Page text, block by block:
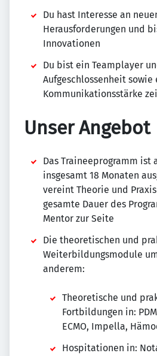
Du hast Interesse an
Herausforderungen und
Innovationen
Du bist ein Teamplayer
Aufgeschlossenheit sowie
Kommunikationsstärke
Unser Angebot
Das Traineeprogramm ist
insgesamt 18 Monaten
vereint Theorie und
gesamte Dauer des
Mentor zur Seite
Die theoretischen und
Weiterbildungsmodule
anderem:
Theoretische und
Fortbildungen in:
ECMO, Impella,
Hospitationen in: